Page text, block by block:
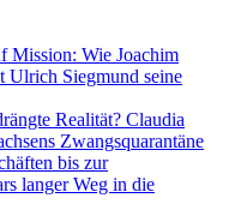
Mission: Wie Joachim
Ulrich Siegmund seine
Realität? Claudia
Zwangsquarantäne
bis zur
langer Weg in die